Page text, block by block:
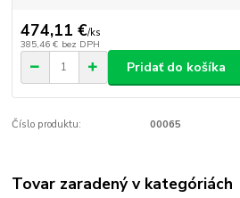
474,11 €/ks
385,46 € bez DPH
Pridať do košíka
Číslo produktu: 00065
Tovar zaradený v kategóriách